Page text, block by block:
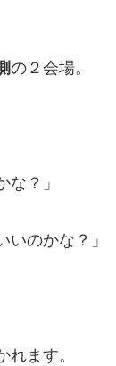
の２会場。
な？」
いのかな？」
れます。